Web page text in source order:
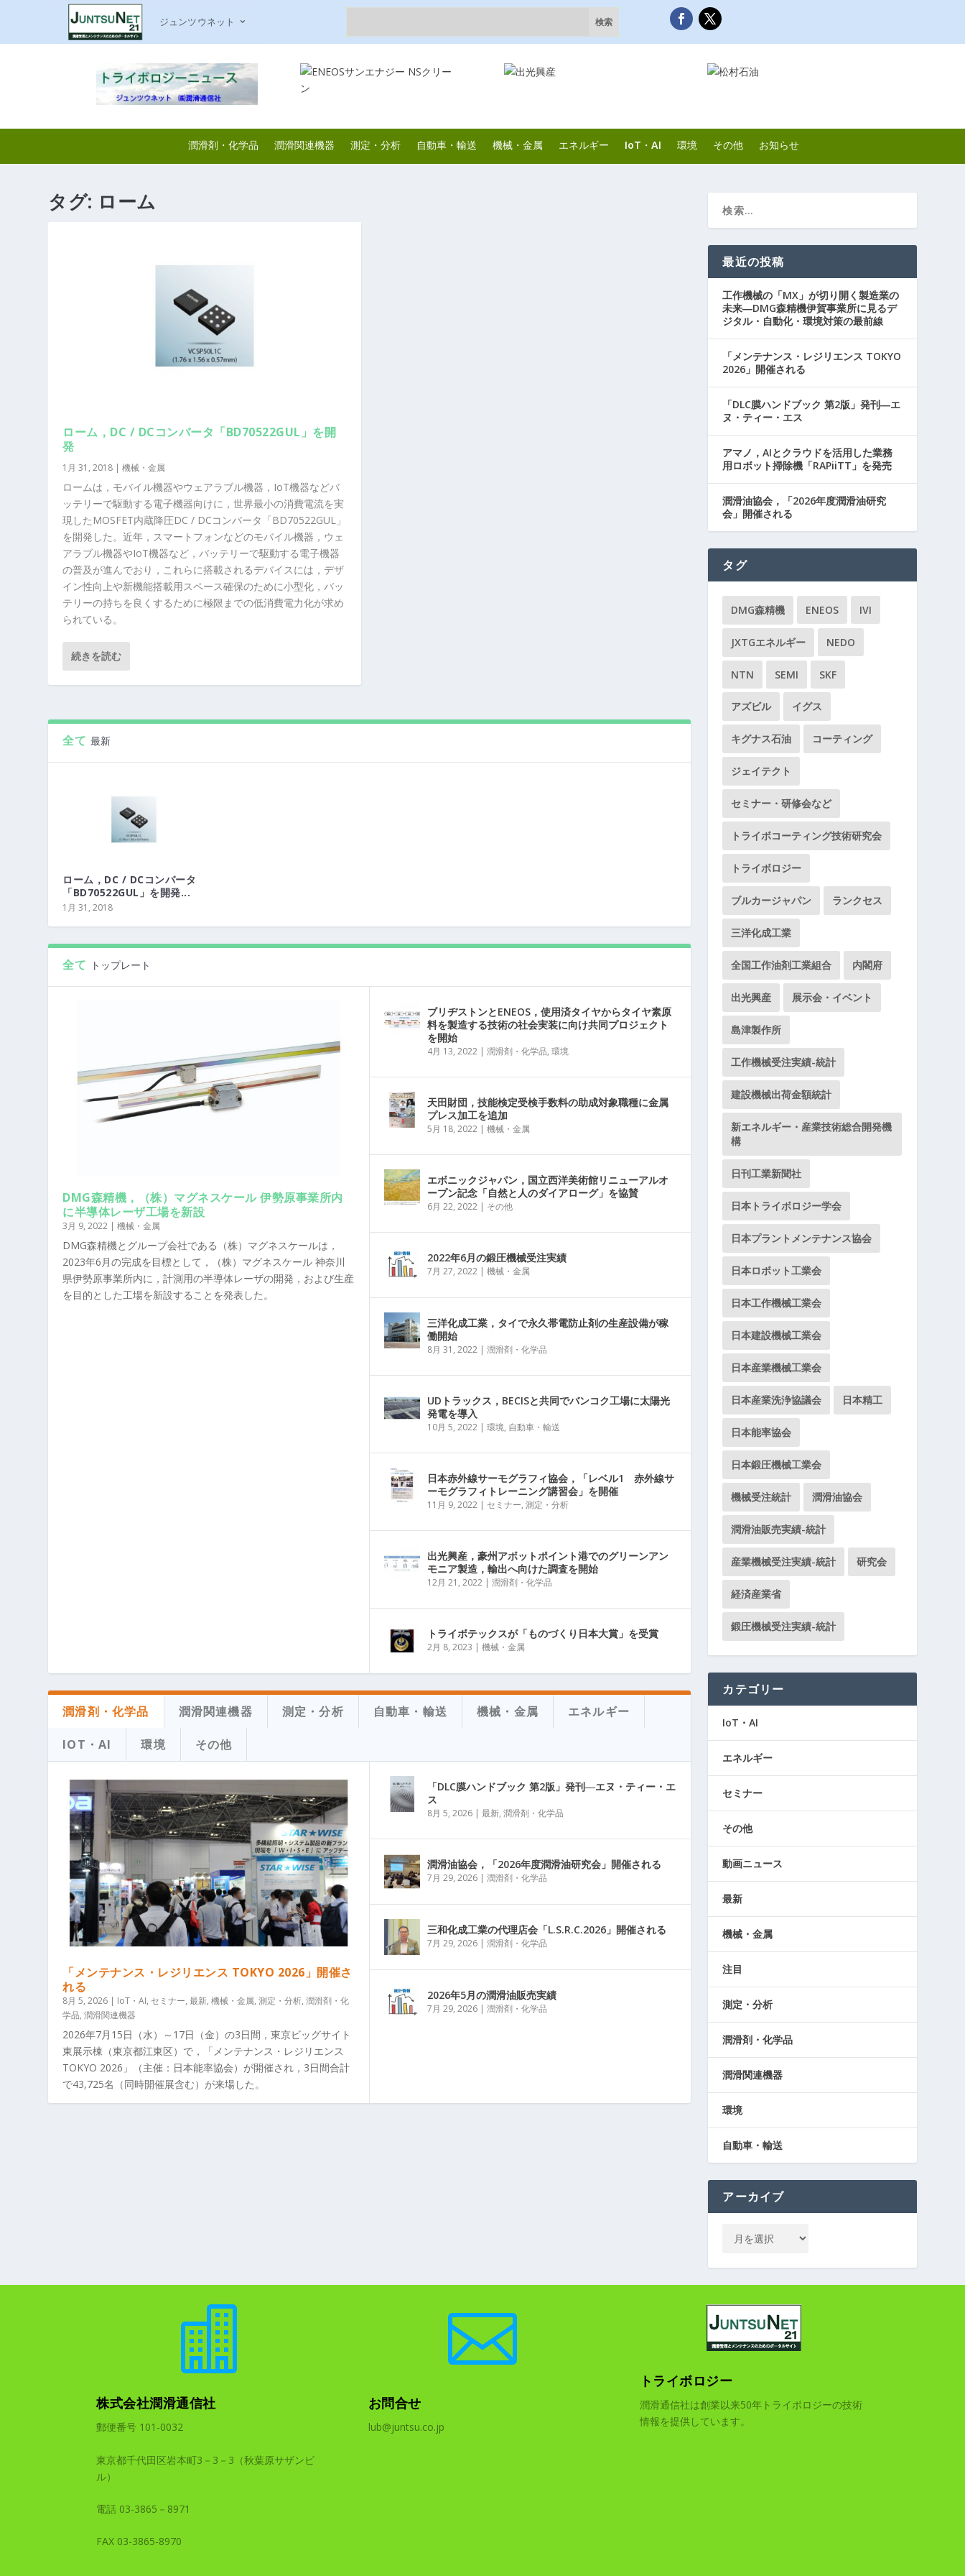
ジュンツウネット
潤滑剤・化学品 潤滑関連機器 測定・分析 自動車・輸送 機械・金属 エネルギー IoT・AI 環境 その他 お知らせ
タグ: ローム
ローム，DC / DCコンバータ「BD70522GUL」を開
発
1月 31, 2018 |機械・金属
ロームは，モバイル機器やウェアラブル機器，IoT機器などバ
ッテリーで駆動する電子機器向けに，世界最小の消費電流を実
現したMOSFET内蔵降圧DC / DCコンバータ「BD70522GUL」
を開発した。近年，スマートフォンなどのモバイル機器，ウェ
アラブル機器やIoT機器など，バッテリーで駆動する電子機器
の普及が進んでおり，これらに搭載されるデバイスには，デザ
イン性向上や新機能搭載用スペース確保のために小型化，バッ
テリーの持ちを良くするために極限までの低消費電力化が求め
られている。
続きを読む
全て 最新
ローム，DC / DCコンバータ
「BD70522GUL」を開発...
1月 31, 2018
全て トップレート
DMG森精機，（株）マグネスケール 伊勢原事業所内
に半導体レーザ工場を新設
3月 9, 2022 |機械・金属
DMG森精機とグループ会社である（株）マグネスケールは，
2023年6月の完成を目標として，（株）マグネスケール 神奈川
県伊勢原事業所内に，計測用の半導体レーザの開発，および生産
を目的とした工場を新設することを発表した。
ブリヂストンとENEOS，使用済タイヤからタイヤ素原
料を製造する技術の社会実装に向け共同プロジェクト
を開始
4月 13, 2022| 潤滑剤・化学品, 環境
天田財団，技能検定受検手数料の助成対象職種に金属
プレス加工を追加
5月 18, 2022| 機械・金属
エボニックジャパン，国立西洋美術館リニューアルオ
ープン記念「自然と人のダイアローグ」を協賛
6月 22, 2022| その他
2022年6月の鍛圧機械受注実績
7月 27, 2022| 機械・金属
三洋化成工業，タイで永久帯電防止剤の生産設備が稼
働開始
8月 31, 2022| 潤滑剤・化学品
UDトラックス，BECISと共同でバンコク工場に太陽光
発電を導入
10月 5, 2022| 環境, 自動車・輸送
日本赤外線サーモグラフィ協会，「レベル1 赤外線サ
ーモグラフィトレーニング講習会」を開催
11月 9, 2022| セミナー, 測定・分析
出光興産，豪州アボットポイント港でのグリーンアン
モニア製造，輸出へ向けた調査を開始
12月 21, 2022| 潤滑剤・化学品
トライボテックスが「ものづくり日本大賞」を受賞
2月 8, 2023 | 機械・金属
潤滑剤・化学品 潤滑関連機器 測定・分析 自動車・輸送 機械・金属 エネルギー
IOT・AI 環境 その他
「メンテナンス・レジリエンス TOKYO 2026」開催さ
れる
8月 5, 2026 | IoT・AI, セミナー,最新,機械・金属,測定・分析,潤滑剤・化
学品,潤滑関連機器
2026年7月15日（水）～17日（金）の3日間，東京ビッグサイト
東展示棟（東京都江東区）で，「メンテナンス・レジリエンス
TOKYO 2026」（主催：日本能率協会）が開催され，3日間合計
で43,725名（同時開催展含む）が来場した。
「DLC膜ハンドブック 第2版」発刊―エヌ・ティー・エ
ス
8月 5, 2026| 最新, 潤滑剤・化学品
潤滑油協会，「2026年度潤滑油研究会」開催される
7月 29, 2026| 潤滑剤・化学品
三和化成工業の代理店会「L.S.R.C.2026」開催される
7月 29, 2026| 潤滑剤・化学品
2026年5月の潤滑油販売実績
7月 29, 2026| 潤滑剤・化学品
最近の投稿
工作機械の「MX」が切り開く製造業の
未来―DMG森精機伊賀事業所に見るデ
ジタル・自動化・環境対策の最前線
「メンテナンス・レジリエンス TOKYO
2026」開催される
「DLC膜ハンドブック 第2版」発刊―エ
ヌ・ティー・エス
アマノ，AIとクラウドを活用した業務
用ロボット掃除機「RAPiiTT」を発売
潤滑油協会，「2026年度潤滑油研究
会」開催される
タグ
DMG森精機 ENEOS IVI
JXTGエネルギー NEDO
NTN SEMI SKF
アズビル イグス
キグナス石油 コーティング
ジェイテクト
セミナー・研修会など
トライボコーティング技術研究会
トライボロジー
ブルカージャパン ランクセス
三洋化成工業
全国工作油剤工業組合 内閣府
出光興産 展示会・イベント
島津製作所
工作機械受注実績-統計
建設機械出荷金額統計
新エネルギー・産業技術総合開発機
構
日刊工業新聞社
日本トライボロジー学会
日本プラントメンテナンス協会
日本ロボット工業会
日本工作機械工業会
日本建設機械工業会
日本産業機械工業会
日本産業洗浄協議会 日本精工
日本能率協会
日本鍛圧機械工業会
機械受注統計 潤滑油協会
潤滑油販売実績-統計
産業機械受注実績-統計 研究会
経済産業省
鍛圧機械受注実績-統計
カテゴリー
IoT・AI
エネルギー
セミナー
その他
動画ニュース
最新
機械・金属
注目
測定・分析
潤滑剤・化学品
潤滑関連機器
環境
自動車・輸送
アーカイブ

株式会社潤滑通信社
郵便番号 101-0032
東京都千代田区岩本町3－3－3（秋葉原サザンビ
ル）
電話 03-3865－8971
FAX 03-3865-8970

お問合せ
lub@juntsu.co.jp
トライボロジー
潤滑通信社は創業以来50年トライボロジーの技術
情報を提供しています。